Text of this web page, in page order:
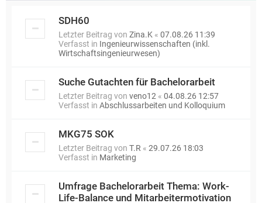
SDH60
Letzter Beitrag von Zina.K « 07.08.26 11:39
Verfasst in Ingenieurwissenschaften (inkl.
Wirtschaftsingenieurwesen)
Suche Gutachten für Bachelorarbeit
Letzter Beitrag von veno12 « 04.08.26 12:57
Verfasst in Abschlussarbeiten und Kolloquium
MKG75 SOK
Letzter Beitrag von T.R « 29.07.26 18:03
Verfasst in Marketing
Umfrage Bachelorarbeit Thema: Work-
Life-Balance und Mitarbeitermotivation